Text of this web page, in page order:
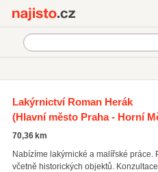
Malířství, lakýrnictví a tapetářství
Lakýrnictví Roman Herák
(Hlavní město Praha - Horní
70,36 km
Nabízíme lakýrnické a malířské
včetně historických objektů.